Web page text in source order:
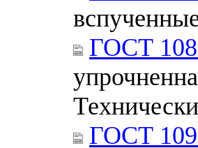
ГОСТ
ГОСТ